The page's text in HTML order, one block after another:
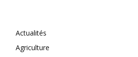
Actualités
Agriculture